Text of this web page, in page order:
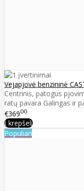
Vejapjovė benzininė
Centrinis, patogus
ratų pavara Galingas ir
€36900
Į krepšelį
Populiari